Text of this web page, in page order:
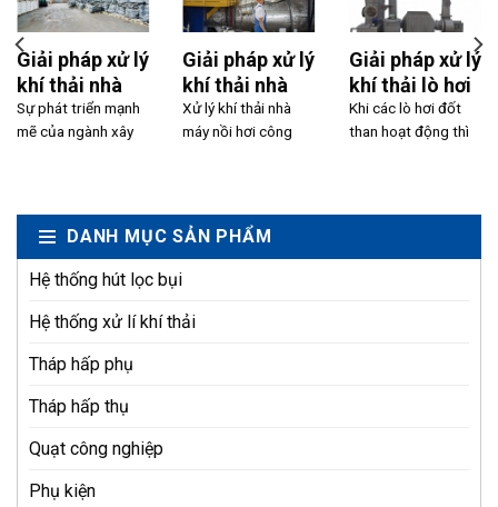
DANH MỤC SẢN PHẨM
Hệ thống hút lọc bụi
Hệ thống xử lí khí thải
Tháp hấp phụ
Tháp hấp thụ
Quạt công nghiệp
Phụ kiện
Giải pháp xử lý
khí thải nhà
máy xí nghiệp
xây dựng
Sự phát triển mạnh
mẽ của ngành xây
Giải pháp xử lý
khí thải nhà
máy nồi hơi
công nghiệp –
Xử lý khí thải nhà
máy nồi hơi công
Giải pháp xử lý
khí thải lò hơi
đốt than hiệu
suất cao
Khi các lò hơi đốt
than hoạt động thì